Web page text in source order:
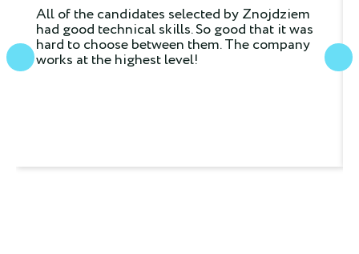
All of the candidates selected by Znojdziem
had good technical skills. So good that it was
hard to choose between them. The company
works at the highest level!